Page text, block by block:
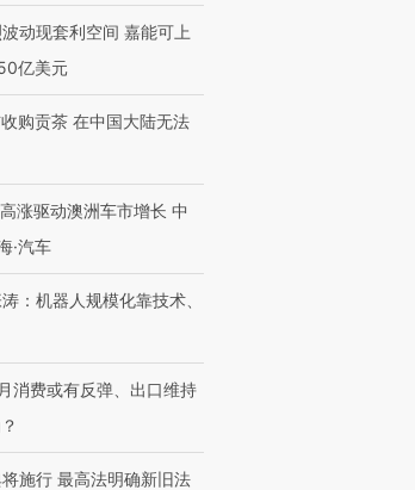
动现套利空间 嘉能可上
亿美元
购贡茶 在中国大陆无法
涨驱动澳洲车市增长 中
·汽车
：机器人规模化靠技术、
消费或有反弹、出口维持
施行 最高法明确新旧法